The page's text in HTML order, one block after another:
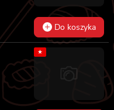
Do koszyka
★